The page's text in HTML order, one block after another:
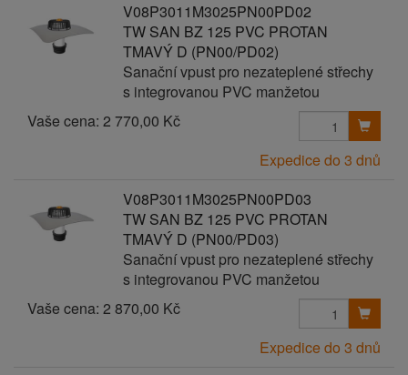
V08P3011M3025PN00PD02
TW SAN BZ 125 PVC PROTAN
TMAVÝ D (PN00/PD02)
Sanační vpust pro nezateplené střechy
s integrovanou PVC manžetou
Vaše cena: 2 770,00 Kč
Expedice do 3 dnů
V08P3011M3025PN00PD03
TW SAN BZ 125 PVC PROTAN
TMAVÝ D (PN00/PD03)
Sanační vpust pro nezateplené střechy
s integrovanou PVC manžetou
Vaše cena: 2 870,00 Kč
Expedice do 3 dnů